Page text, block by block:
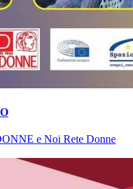
e Noi Rete Donne